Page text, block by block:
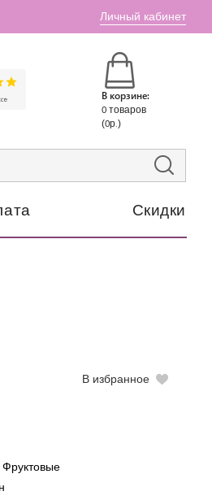
Личный кабинет
В корзине:
0 товаров
(0р.)
Скидки
В избранное